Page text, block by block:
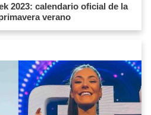
2023: calendario oficial de la
verano